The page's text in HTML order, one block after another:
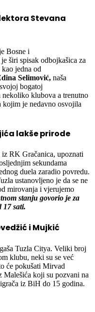
Stevana
Bosne i
širi spisak odbojkašica za
jedna od
Selimović, naša
bogatoj
nekoliko klubova a trenutno
kojim je nedavno osvojila
lakše prirode
RK Gračanica, upoznati
sekundama
duela zaradio povredu.
ustanovljeno je da se ne
mirovanja i vjerujemo
stanju govorio je za
17 sati.
i Mujkić
Tuzla Citya. Veliki broj
klubu, neki su se već
će pokušati Mirvad
koji su pozvani na
iz BiH do 15 godina.